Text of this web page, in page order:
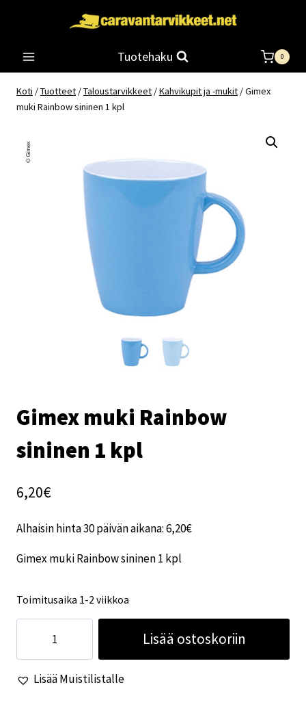
Tuotehaku 0
Koti /Tuotteet /Taloustarvikkeet /Kahvikupit ja -mukit /Gimex
muki Rainbow sininen 1 kpl
Gimex muki Rainbow
sininen 1 kpl
6,20€
Alhaisin hinta 30 päivän aikana:6,20€
Gimex muki Rainbow sininen 1 kpl
Toimitusaika 1-2 viikkoa
Rainbow
sininen
Lisää ostoskoriin
Lisää Muistilistalle